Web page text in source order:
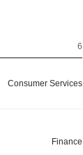
6
Consumer Services
Finance